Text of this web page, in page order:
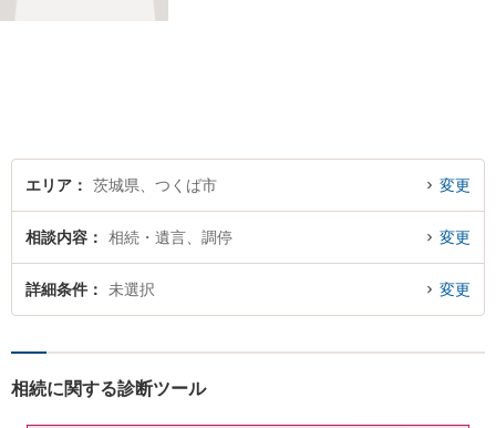
い。
エリア 茨城県、つくば市 変更
相談内容 相続・遺言、調停 変更
詳細条件 未選択 変更
相続に関する診断ツール